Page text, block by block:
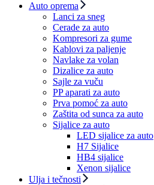
Auto oprema
Lanci za sneg
Cerade za auto
Kompresori za gume
Kablovi za paljenje
Navlake za volan
Dizalice za auto
Sajle za vuču
PP aparati za auto
Prva pomoć za auto
Zaštita od sunca za auto
Sijalice za auto
LED sijalice za auto
H7 Sijalice
HB4 sijalice
Xenon sijalice
Ulja i tečnosti